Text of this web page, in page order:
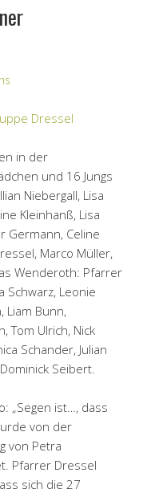
in der
und 16 Jungs
Niebergall, Lisa
Kleinhanß, Lisa
Germann, Celine
Marco Müller,
Wenderoth: Pfarrer
Schwarz, Leonie
Liam Bunn,
Tom Ulrich, Nick
Schander, Julian
Seibert.
„Segen ist…, dass
von der
von Petra
Pfarrer Dressel
sich die 27